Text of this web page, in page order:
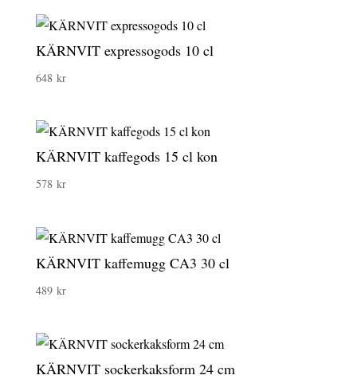
KÄRNVIT expressogods 10 cl
648 kr
KÄRNVIT kaffegods 15 cl kon
578 kr
KÄRNVIT kaffemugg CA3 30 cl
489 kr
KÄRNVIT sockerkaksform 24 cm